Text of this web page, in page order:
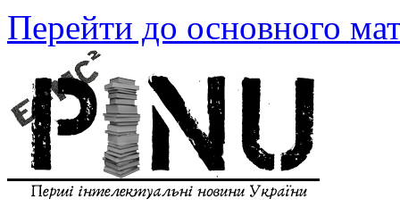
Перейти до основного